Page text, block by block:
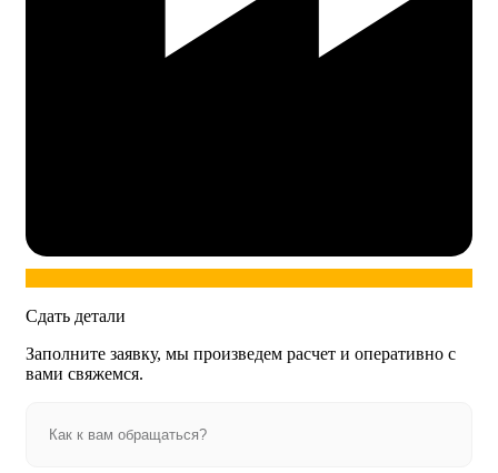
Сдать детали
Заполните заявку, мы произведем расчет и оперативно с
вами свяжемся.